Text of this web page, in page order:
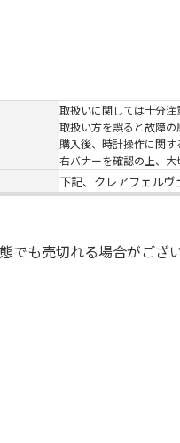
取扱いに関しては十分注
取扱い方を誤ると故障の
購入後、時計操作に関
右バナーを確認の上、大
下記、クレアフェルヴ
も売切れる場合がござい